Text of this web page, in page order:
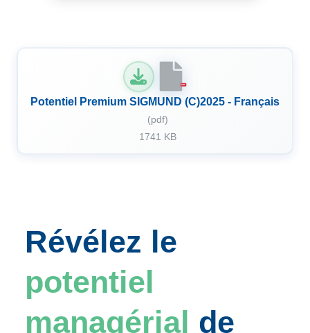
PDF
Potentiel Premium SIGMUND (C)2025 - Français
(pdf)
1741 KB
Révélez le
potentiel
managérial de